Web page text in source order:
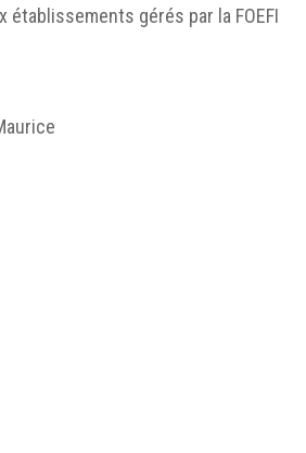
établissements gérés par la FOEFI